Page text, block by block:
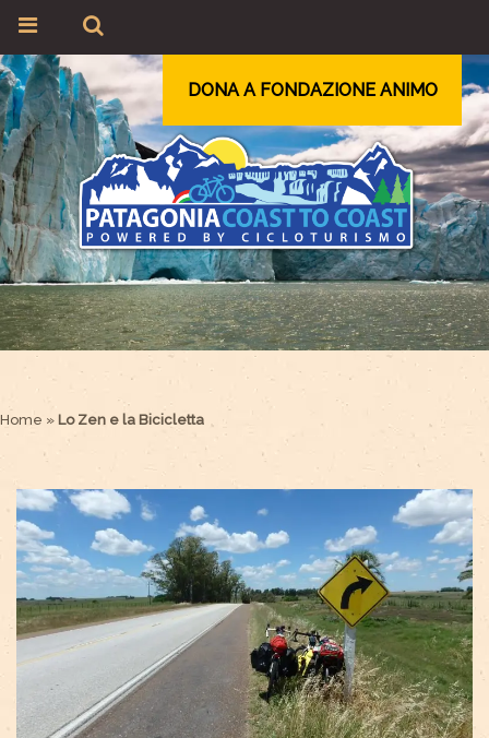
DONA A FONDAZIONE ANIMO
Home » Lo Zen e la Bicicletta